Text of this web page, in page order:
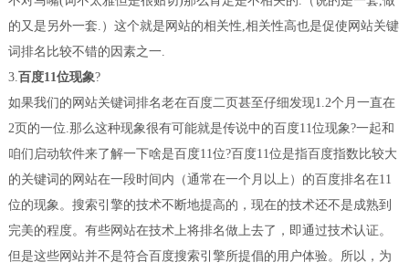
的又是另外一套.）这个就是网站的相关性,相关性高也是促使网站关键
词排名比较不错的因素之一.
3. 百度11位现象?
如果我们的网站关键词排名老在百度二页甚至仔细发现1.2个月一直在
2页的一位.那么这种现象很有可能就是传说中的百度11位现象?一起和
咱们启动软件来了解一下啥是百度11位?百度11位是指百度指数比较大
的关键词的网站在一段时间内（通常在一个月以上）的百度排名在11
位的现象。搜索引擎的技术不断地提高的，现在的技术还不是成熟到
完美的程度。有些网站在技术上将排名做上去了，即通过技术认证。
但是这些网站并不是符合百度搜索引擎所提倡的用户体验。所以，为